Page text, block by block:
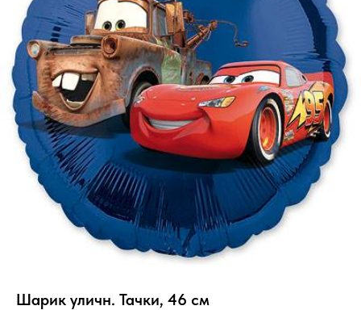
Шарик уличн. Тачки, 46 см